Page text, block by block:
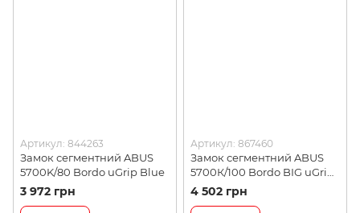
Артикул: 844263
Замок сегментний ABUS
5700K/80 Bordo uGrip Blue
3 972 грн
Артикул: 867460
Замок сегментний ABUS
5700К/100 Bordo BIG uGrip
Red
4 502 грн